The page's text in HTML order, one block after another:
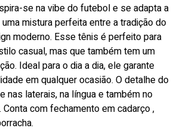
se na vibe do futebol e se adapta a
mistura perfeita entre a tradição do
moderno. Esse tênis é perfeito para
casual, mas que também tem um
Ideal para o dia a dia, ele garante
em qualquer ocasião. O detalhe do
nas laterais, na língua e também no
Conta com fechamento em cadarço ,